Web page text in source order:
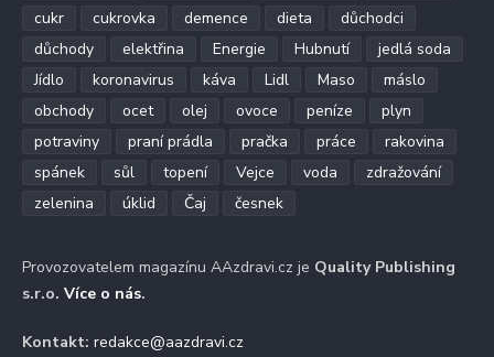
cukr
cukrovka demence dieta
důchodci
důchody
elektřina Energie Hubnutí
jedlá soda
Jídlo
koronavirus káva Lidl Maso
máslo
obchody
ocet olej ovoce peníze
plyn
potraviny
praní prádla pračka práce
rakovina
spánek
sůl topení Vejce voda
zdražování
zelenina
úklid Čaj česnek
Provozovatelem magazínu AAzdravi.cz je Quality Publishing
s.r.o. Více o nás.
Kontakt: redakce@aazdravi.cz